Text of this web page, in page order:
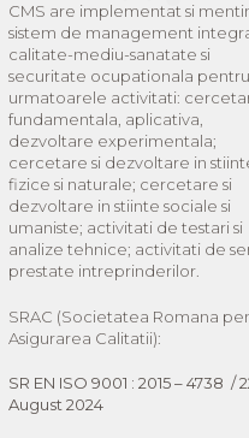
CMS are implementat si
sistem de management
calitate-mediu-sanatate si
securitate ocupationala pentru
urmatoarele activitati:
fundamentala, aplicativa,
dezvoltare experimentala;
cercetare si dezvoltare in
fizice si naturale; cercetare si
dezvoltare in stiinte sociale si
umaniste; activitati de testari si
analize tehnice; activitati de
prestate intreprinderilor.
SRAC (Societatea Romana
Asigurarea Calitatii):
SR EN ISO 9001 : 2015 – 4738 /
August 2024